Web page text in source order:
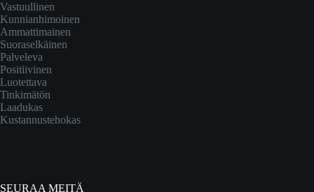
Vastuullinen
Kunnianhimoinen
Ammattimainen
Suoraselkäinen
Palveleva
Positiivinen
Luotettava
Tinkimätön
Laadukas
Kustannustehokas
SEURAA MEITÄ